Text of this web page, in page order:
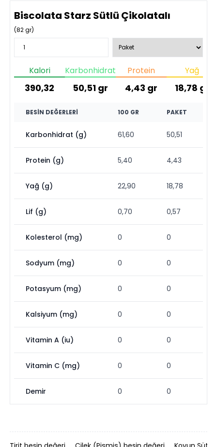
Biscolata Starz Sütlü Çikolatalı
(82gr)
Kalori
390,32
Karbonhidrat
50,51 gr
Protein
4,43 gr
Yağ
18,78 gr
BESIN DEĞERLERI 100 GR PAKET
Karbonhidrat (g) 61,60 50,51
Protein (g) 5,40 4,43
Yağ (g) 22,90 18,78
Lif (g) 0,70 0,57
Kolesterol (mg) 0 0
Sodyum (mg) 0 0
Potasyum (mg) 0 0
Kalsiyum (mg) 0 0
Vitamin A (iu) 0 0
Vitamin C (mg) 0 0
Demir 0 0